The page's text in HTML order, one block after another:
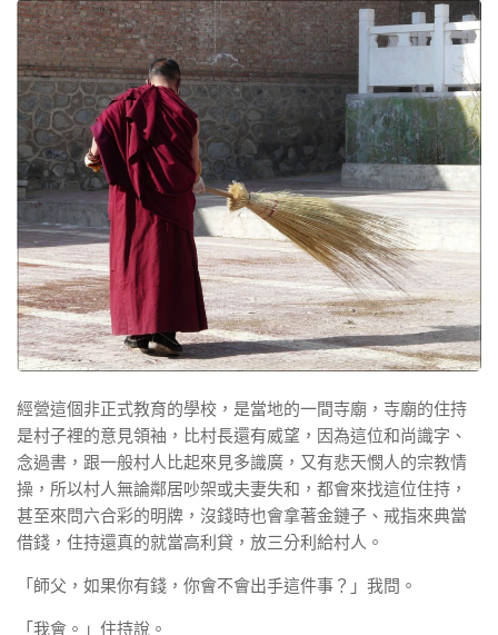
經營這個非正式教育的學校，是當地的一間寺廟，寺廟的住持
是村子裡的意見領袖，比村長還有威望，因為這位和尚識字、
念過書，跟一般村人比起來見多識廣，又有悲天憫人的宗教情
操，所以村人無論鄰居吵架或夫妻失和，都會來找這位住持，
甚至來問六合彩的明牌，沒錢時也會拿著金鏈子、戒指來典當
借錢，住持還真的就當高利貸，放三分利給村人。
「師父，如果你有錢，你會不會出手這件事？」我問。
「我會。」住持說。